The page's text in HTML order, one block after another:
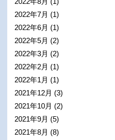
2022年7月 (1)
2022年6月 (1)
2022年5月 (2)
2022年3月 (2)
2022年2月 (1)
2022年1月 (1)
2021年12月 (3)
2021年10月 (2)
2021年9月 (5)
2021年8月 (8)